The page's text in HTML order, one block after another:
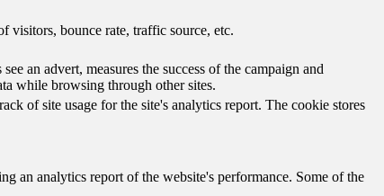
visitors, bounce rate, traffic source, etc.
an advert, measures the success of the campaign and
while browsing through other sites.
of site usage for the site's analytics report. The cookie stores
an analytics report of the website's performance. Some of the